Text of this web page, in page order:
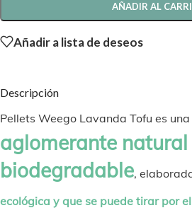
AÑADIR AL
Añadir a lista de deseos
Descripción
Pellets Weego Lavanda Tofu es una
aglomerante natural
biodegradable,
ecológica y que se puede tirar por